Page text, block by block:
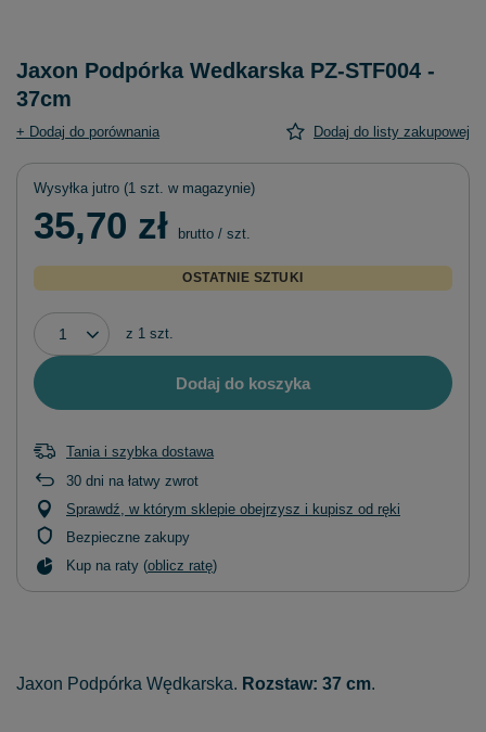
Jaxon Podpórka Wedkarska PZ-STF004 -
37cm
+ Dodaj do porównania Dodaj do listy zakupowej
Wysyłka jutro (1 szt. w magazynie)
35,70 zł brutto / szt.
OSTATNIE SZTUKI
z 1 szt.
Dodaj do koszyka
Tania i szybka dostawa
30 dni na łatwy zwrot
Sprawdź, w którym sklepie obejrzysz i kupisz od ręki
Bezpieczne zakupy
Kup na raty (oblicz ratę)
Jaxon Podpórka Wędkarska. Rozstaw: 37 cm.